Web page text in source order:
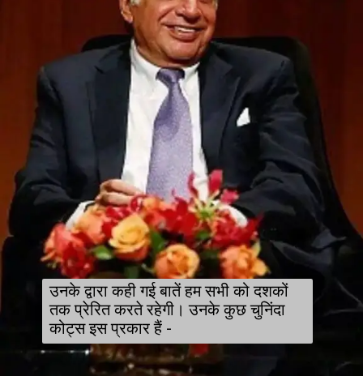
उनके द्वारा कही गई बातें हम सभी को दशकों
तक प्रेरित करते रहेगी। उनके कुछ चुनिंदा
कोट्स इस प्रकार हैं -